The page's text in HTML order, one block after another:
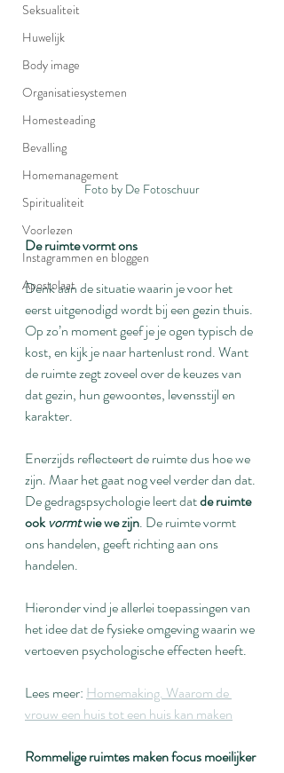
Seksualiteit
Huwelijk
Body image
Organisatiesystemen
Homesteading
Bevalling
Homemanagement
Spiritualiteit
Voorlezen
Instagrammen en bloggen
Apostolaat
Foto by De Fotoschuur
De ruimte vormt ons
Denk aan de situatie waarin je voor het
eerst uitgenodigd wordt bij een gezin thuis.
Op zo’n moment geef je je ogen typisch de
kost, en kijk je naar hartenlust rond. Want
de ruimte zegt zoveel over de keuzes van
dat gezin, hun gewoontes, levensstijl en
karakter.
Enerzijds reflecteert de ruimte dus hoe we
zijn. Maar het gaat nog veel verder dan dat.
De gedragspsychologie leert dat de ruimte
ook vormt wie we zijn. De ruimte vormt
ons handelen, geeft richting aan ons
handelen.
Hieronder vind je allerlei toepassingen van
het idee dat de fysieke omgeving waarin we
vertoeven psychologische effecten heeft.
Lees meer: Homemaking. Waarom de
vrouw een huis tot een huis kan maken
Rommelige ruimtes maken focus moeilijker